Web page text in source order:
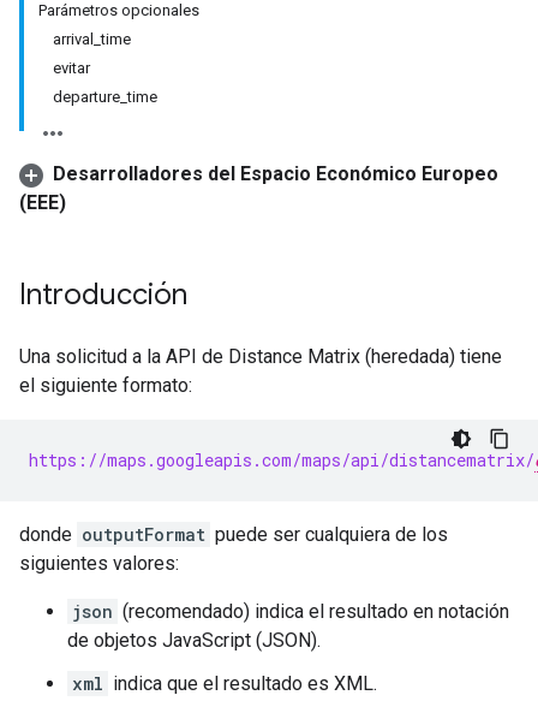
Parámetros opcionales
arrival_time
evitar
departure_time
Desarrolladores del Espacio Económico Europeo
(EEE)
Introducción
Una solicitud a la API de Distance Matrix (heredada) tiene
el siguiente formato:
https://maps.googleapis.com/maps/api/distancematrix/
donde outputFormat puede ser cualquiera de los
siguientes valores:
json (recomendado) indica el resultado en notación
de objetos JavaScript (JSON).
xml indica que el resultado es XML.